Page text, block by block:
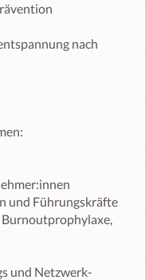
nach
und Führungskräfte
und Netzwerk-